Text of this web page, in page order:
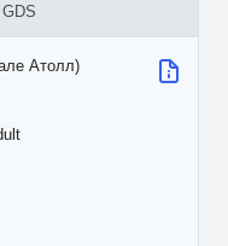
Атолл)